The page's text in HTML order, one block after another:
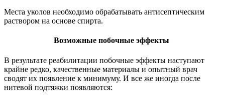
Места уколов необходимо обрабатывать антисептическим
раствором на основе спирта.
Возможные побочные эффекты
В результате реабилитации побочные эффекты наступают
крайне редко, качественные материалы и опытный врач
сводят их появление к минимуму. И все же иногда после
нитевой подтяжки появляются: